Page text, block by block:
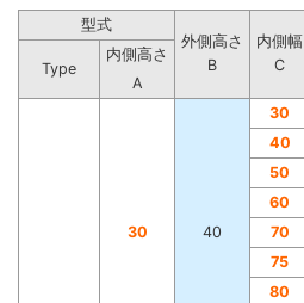
型式
外側高さ
B
内側幅
C
Type
内側高さ
A
30 40
30
40
50
60
70
75
80